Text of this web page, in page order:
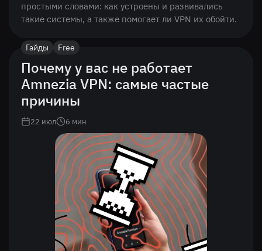
простыми словами: как устроены и развивались
такие системы, а также помогает ли VPN их обойти.
Гайды Free
Почему у вас не работает
Amnezia VPN: самые частые
причины
22 июл 6 мин